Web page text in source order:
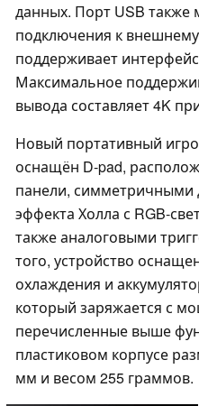
данных. Порт USB также
подключения к
поддерживает
Максимальное
вывода составляет 4K
Новый портативный
оснащён D-pad,
панели, симметричными
эффекта Холла с RGB-
также аналоговыми
того, устройство
охлаждения и
который заряжается с
перечисленные выше
пластиковом корпусе
мм и весом 255 граммов.